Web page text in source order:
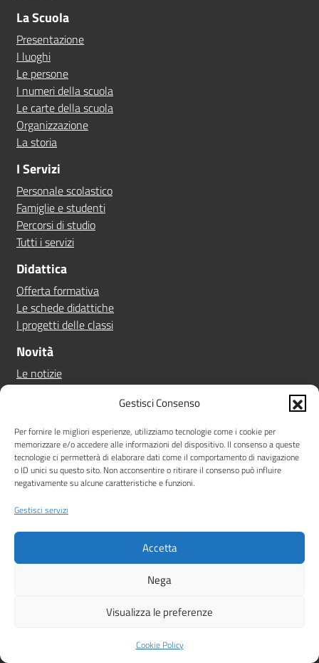
Gestisci Consenso
Per fornire le migliori esperienze, utilizziamo tecnologie come i cookie per
memorizzare e/o accedere alle informazioni del dispositivo. Il consenso a queste
tecnologie ci permetterà di elaborare dati come il comportamento di navigazione
o ID unici su questo sito. Non acconsentire o ritirare il consenso può influire
negativamente su alcune caratteristiche e funzioni.
Gestisci servizi
Accetta
Nega
Visualizza le preferenze
Cookie Policy
La Scuola
Presentazione
I luoghi
Le persone
I numeri della scuola
Le carte della scuola
Organizzazione
La storia
I Servizi
Personale scolastico
Famiglie e studenti
Percorsi di studio
Tutti i servizi
Didattica
Offerta formativa
Le schede didattiche
I progetti delle classi
Novità
Le notizie
Le circolari
Albo online
Pn 21/27
Ptof
Iscrizioni
Sicurezza
Amministrazione TrasparenteAlbo onlinePrivacy Policy
Dichiarazione di accessibilità
Idea e progetto di Designers Italia